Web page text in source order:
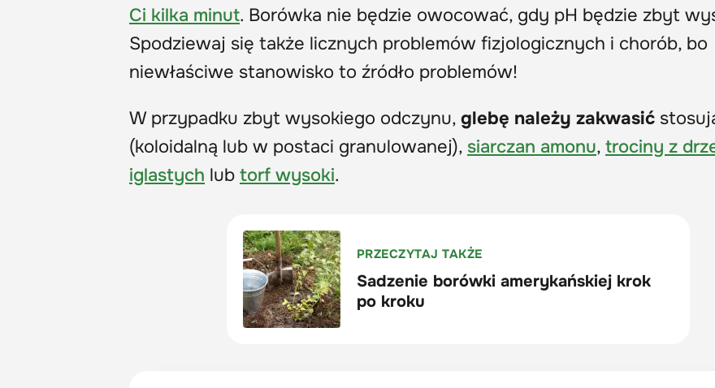
Ci kilka minut. Borówka nie będzie owocować, gdy pH będzie zbyt
Spodziewaj się także licznych problemów fizjologicznych i chorób, bo
niewłaściwe stanowisko to źródło problemów!
W przypadku zbyt wysokiego odczynu, glebę należy zakwasić
(koloidalną lub w postaci granulowanej), siarczan amonu, trociny z
iglastych lub torf wysoki.